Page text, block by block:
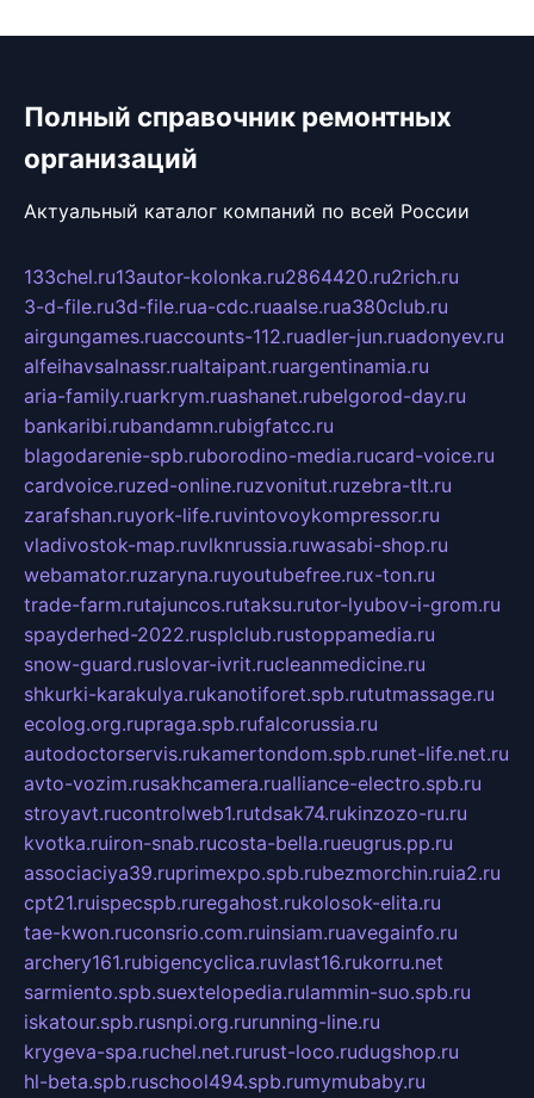
Полный справочник ремонтных
организаций
Актуальный каталог компаний по всей России
133chel.ru13autor-kolonka.ru2864420.ru2rich.ru
3-d-file.ru3d-file.rua-cdc.ruaalse.rua380club.ru
airgungames.ruaccounts-112.ruadler-jun.ruadonyev.ru
alfeihavsalnassr.rualtaipant.ruargentinamia.ru
aria-family.ruarkrym.ruashanet.rubelgorod-day.ru
bankaribi.rubandamn.rubigfatcc.ru
blagodarenie-spb.ruborodino-media.rucard-voice.ru
cardvoice.ruzed-online.ruzvonitut.ruzebra-tlt.ru
zarafshan.ruyork-life.ruvintovoykompressor.ru
vladivostok-map.ruvlknrussia.ruwasabi-shop.ru
webamator.ruzaryna.ruyoutubefree.rux-ton.ru
trade-farm.rutajuncos.rutaksu.rutor-lyubov-i-grom.ru
spayderhed-2022.rusplclub.rustoppamedia.ru
snow-guard.ruslovar-ivrit.rucleanmedicine.ru
shkurki-karakulya.rukanotiforet.spb.rututmassage.ru
ecolog.org.rupraga.spb.rufalcorussia.ru
autodoctorservis.rukamertondom.spb.runet-life.net.ru
avto-vozim.rusakhcamera.rualliance-electro.spb.ru
stroyavt.rucontrolweb1.rutdsak74.rukinzozo-ru.ru
kvotka.ruiron-snab.rucosta-bella.rueugrus.pp.ru
associaciya39.ruprimexpo.spb.rubezmorchin.ruia2.ru
cpt21.ruispecspb.ruregahost.rukolosok-elita.ru
tae-kwon.ruconsrio.com.ruinsiam.ruavegainfo.ru
archery161.rubigencyclica.ruvlast16.rukorru.net
sarmiento.spb.suextelopedia.rulammin-suo.spb.ru
iskatour.spb.rusnpi.org.rurunning-line.ru
krygeva-spa.ruchel.net.rurust-loco.rudugshop.ru
hl-beta.spb.ruschool494.spb.rumymubaby.ru